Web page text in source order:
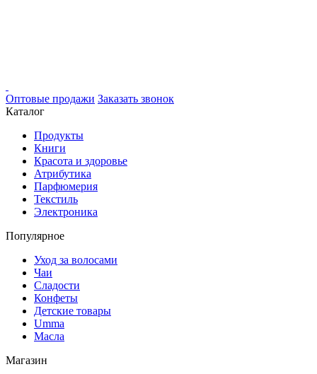
Оптовые продажи Заказать звонок
Каталог
Продукты
Книги
Красота и здоровье
Атрибутика
Парфюмерия
Текстиль
Электроника
Популярное
Уход за волосами
Чаи
Сладости
Конфеты
Детские товары
Umma
Масла
Магазин